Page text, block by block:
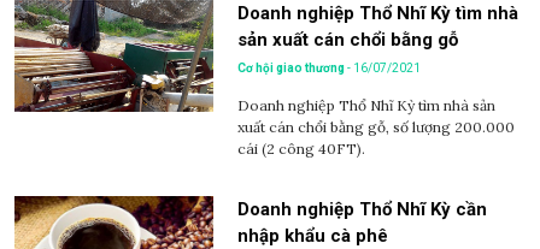
Doanh nghiệp Thổ Nhĩ Kỳ tìm nhà
sản xuất cán chổi bằng gỗ
Cơ hội giao thương- 16/07/2021
Doanh nghiệp Thổ Nhĩ Kỳ tìm nhà sản
xuất cán chổi bằng gỗ, số lượng 200.000
cái (2 công 40FT).
Doanh nghiệp Thổ Nhĩ Kỳ cần
nhập khẩu cà phê